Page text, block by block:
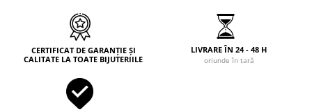
CERTIFICAT DE GARANȚIE ȘI
CALITATE LA TOATE BIJUTERIILE
LIVRARE ÎN 24 - 48 H
oriunde în țară